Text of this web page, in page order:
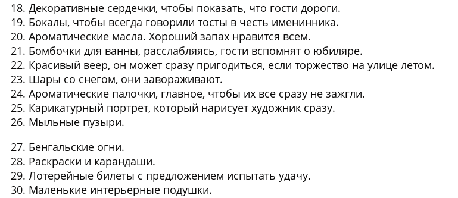
Декоративные сердечки, чтобы показать, что гости дороги.
Бокалы, чтобы всегда говорили тосты в честь именинника.
Ароматические масла. Хороший запах нравится всем.
Бомбочки для ванны, расслабляясь, гости вспомнят о юбиляре.
Красивый веер, он может сразу пригодиться, если торжество на улице летом.
Шары со снегом, они завораживают.
Ароматические палочки, главное, чтобы их все сразу не зажгли.
Карикатурный портрет, который нарисует художник сразу.
Мыльные пузыри.
Бенгальские огни.
Раскраски и карандаши.
Лотерейные билеты с предложением испытать удачу.
Маленькие интерьерные подушки.